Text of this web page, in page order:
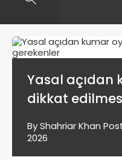
Yasal açıdan
dikkat
ByShahriar Khan
2026